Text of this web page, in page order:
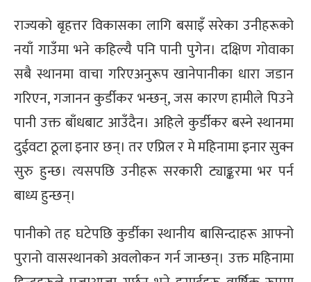
राज्यको बृहत्तर विकासका लागि बसाइँ सरेका उनीहरूको
नयाँ गाउँमा भने कहिल्यै पनि पानी पुगेन। दक्षिण गोवाका
सबै स्थानमा वाचा गरिएअनुरूप खानेपानीका धारा जडान
गरिएन, गजानन कुर्डीकर भन्छन्, जस कारण हामीले पिउने
पानी उक्त बाँधबाट आउँदैन। अहिले कुर्डीकर बस्ने स्थानमा
दुईवटा ठूला इनार छन्। तर एप्रिल र मे महिनामा इनार सुक्न
सुरु हुन्छ। त्यसपछि उनीहरू सरकारी ट्याङ्करमा भर पर्न
बाध्य हुन्छन्।
पानीको तह घटेपछि कुर्डीका स्थानीय बासिन्दाहरू आफ्नो
पुरानो वासस्थानको अवलोकन गर्न जान्छन्। उक्त महिनामा